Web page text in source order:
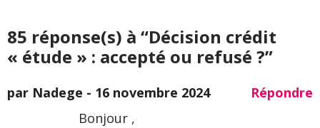
85 réponse(s) à “Décision crédit
« étude » : accepté ou refusé ?”
par Nadege - 16 novembre 2024
Répondre
Bonjour ,